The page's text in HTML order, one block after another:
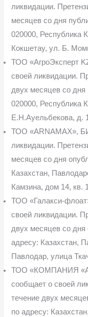
ликвидации.
месяцев со дня
020000, Респу­блика
Кокшетау, ул. Б.
ТОО «АгроЭксперт
своей ликвидации.
двух месяцев со дня
020000, Республика
Е.Н.Ауельбекова, д.
ТОО «ARNAMAX»,
ликвидации.
месяцев со дня
Ка­захстан,
Камзина, дом 14, кв.
ТОО «Галакси-
своей ликвидации.
двух месяцев со дня
адресу: Казахстан,
Павлодар, улица
ТОО «КОМПАНИЯ
сообщает о своей
течение двух
по адресу: